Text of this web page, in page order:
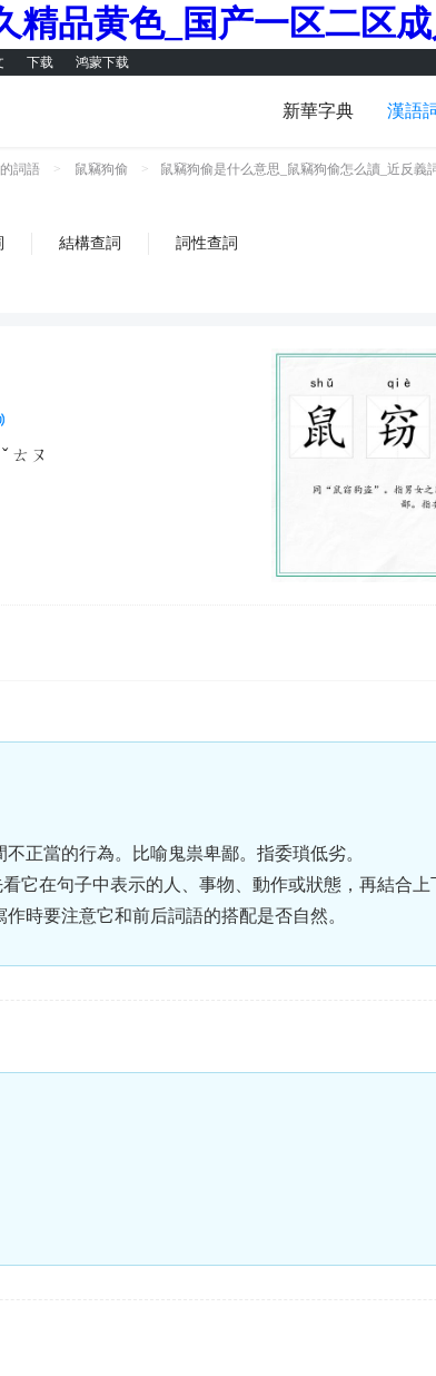
精品黄色_国产一区二区
下载 鸿蒙下载
新華字典 漢語
詞語 > 鼠竊狗偷 > 鼠竊狗偷是什么意思_鼠竊狗偷怎么讀_近反義
結構查詞 詞性查詞
ㄊㄡ
不正當的行為。比喻鬼祟卑鄙。指委瑣低劣。
它在句子中表示的人、事物、動作或狀態，再結合上
時要注意它和前后詞語的搭配是否自然。